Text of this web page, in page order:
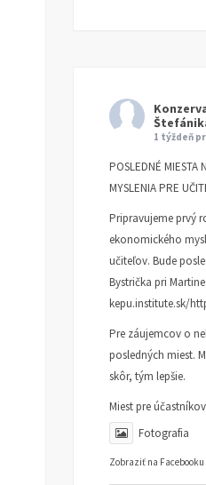
1 týždeň
POSLEDNÉ MIESTA
MYSLENIA PRE
Pripravujeme prvý
ekonomického
učiteľov. Bude
Bystrička pri Martine:
kepu.institute.sk/
Pre záujemcov o
posledných miest.
skôr, tým lepšie.
Miest pre
Fotografia
Zobraziť na Facebooku